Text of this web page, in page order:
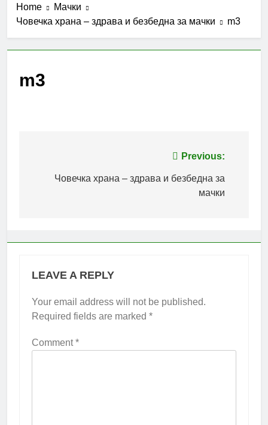
Home
Мачки
Човечка храна – здрава и безбедна за мачки
m3
m3
navigation
Previous:
Човечка храна – здрава и безбедна за
мачки
LEAVE A REPLY
Your email address will not be published.
Required fields are marked *
Comment*